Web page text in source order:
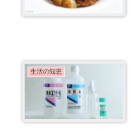
生活の知恵